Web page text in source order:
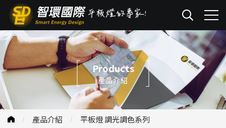
Products
產品介紹
產品介紹 平板燈 調光調色系列